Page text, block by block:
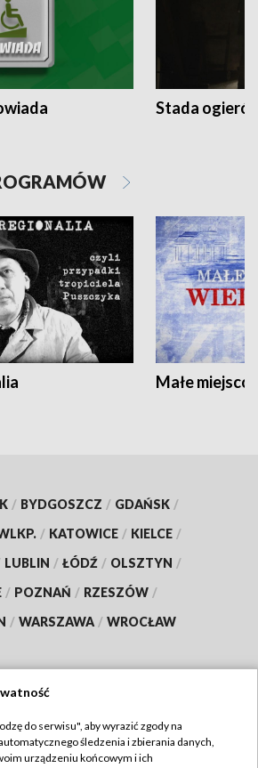
Stada
Małe
/ BYDGOSZCZ / GDAŃSK /
/ KATOWICE / KIELCE /
LUBLIN / ŁÓDŹ / OLSZTYN /
/ POZNAŃ / RZESZÓW /
/ WARSZAWA / WROCŁAW
TVP
do serwisu", aby wyrazić zgody na
śledzenia i zbierania danych,
urządzeniu końcowym i ich